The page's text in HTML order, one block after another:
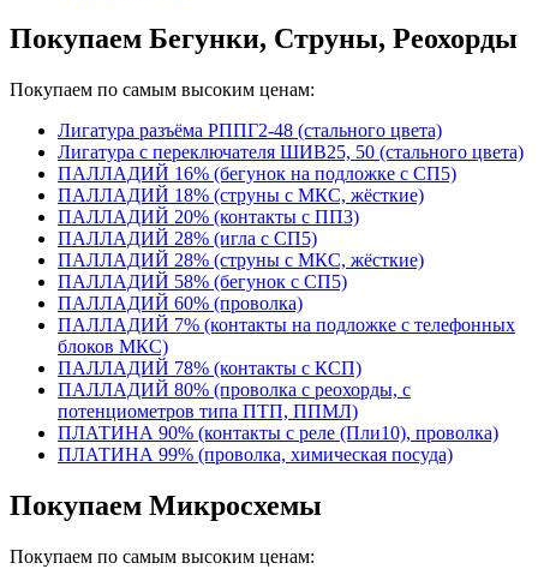
Покупаем Бегунки, Струны, Реохорды
Покупаем по самым высоким ценам:
Лигатура разъёма РППГ2-48 (стального цвета)
Лигатура с переключателя ШИВ25, 50 (стального цвета)
ПАЛЛАДИЙ 16% (бегунок на подложке с СП5)
ПАЛЛАДИЙ 18% (струны с МКС, жёсткие)
ПАЛЛАДИЙ 20% (контакты с ПП3)
ПАЛЛАДИЙ 28% (игла с СП5)
ПАЛЛАДИЙ 28% (струны с МКС, жёсткие)
ПАЛЛАДИЙ 58% (бегунок с СП5)
ПАЛЛАДИЙ 60% (проволка)
ПАЛЛАДИЙ 7% (контакты на подложке с телефонных
блоков МКС)
ПАЛЛАДИЙ 78% (контакты с КСП)
ПАЛЛАДИЙ 80% (проволка с реохорды, с
потенциометров типа ПТП, ППМЛ)
ПЛАТИНА 90% (контакты с реле (Пли10), проволка)
ПЛАТИНА 99% (проволка, химическая посуда)
Покупаем Микросхемы
Покупаем по самым высоким ценам: